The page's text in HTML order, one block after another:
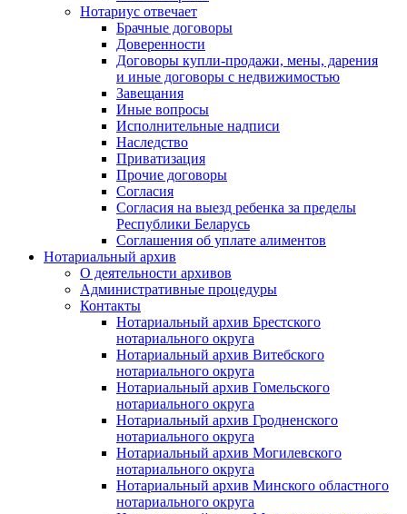
Нотариус отвечает
Брачные договоры
Доверенности
Договоры купли-продажи, мены, дарения
и иные договоры с недвижимостью
Завещания
Иные вопросы
Исполнительные надписи
Наследство
Приватизация
Прочие договоры
Согласия
Согласия на выезд ребенка за пределы
Республики Беларусь
Соглашения об уплате алиментов
Нотариальный архив
О деятельности архивов
Административные процедуры
Контакты
Нотариальный архив Брестского
нотариального округа
Нотариальный архив Витебского
нотариального округа
Нотариальный архив Гомельского
нотариального округа
Нотариальный архив Гродненского
нотариального округа
Нотариальный архив Могилевского
нотариального округа
Нотариальный архив Минского областного
нотариального округа